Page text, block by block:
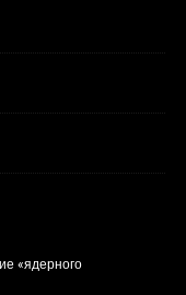
«ядерного